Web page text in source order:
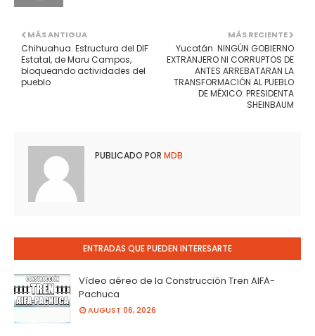
MÁS RECIENTE
Yucatán. NINGÚN GOBIERNO
EXTRANJERO NI CORRUPTOS DE
ANTES ARREBATARAN LA
TRANSFORMACIÓN AL PUEBLO
DE MÉXICO: PRESIDENTA
SHEINBAUM
MÁS ANTIGUA
Chihuahua. Estructura del DIF
Estatal, de Maru Campos,
bloqueando actividades del
pueblo
PUBLICADO POR MDB
ENTRADAS QUE PUEDEN INTERESARTE
Vídeo aéreo de la Construcción Tren AIFA-
Pachuca
AUGUST 06, 2026